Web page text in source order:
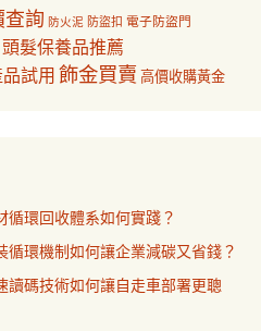
查詢 防火泥 防盜扣 電子防盜門
頭髮保養品推薦
試用 飾金買賣 高價收購黃金
環回收體系如何實踐？
環機制如何讓企業減碳又省錢？
讀碼技術如何讓自走車部署更聰